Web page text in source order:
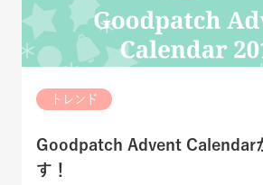
トレンド
Goodpatch Advent Calendar
す！